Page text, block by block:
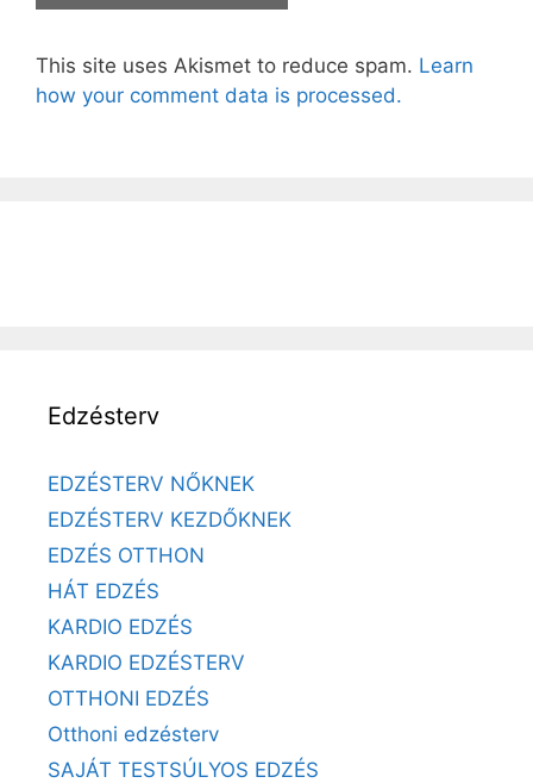
This site uses Akismet to reduce spam. Learn
how your comment data is processed.
Edzésterv
EDZÉSTERV NŐKNEK
EDZÉSTERV KEZDŐKNEK
EDZÉS OTTHON
HÁT EDZÉS
KARDIO EDZÉS
KARDIO EDZÉSTERV
OTTHONI EDZÉS
Otthoni edzésterv
SAJÁT TESTSÚLYOS EDZÉS